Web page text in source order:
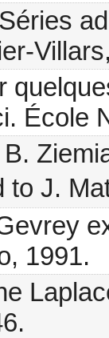
École
J.
1991.